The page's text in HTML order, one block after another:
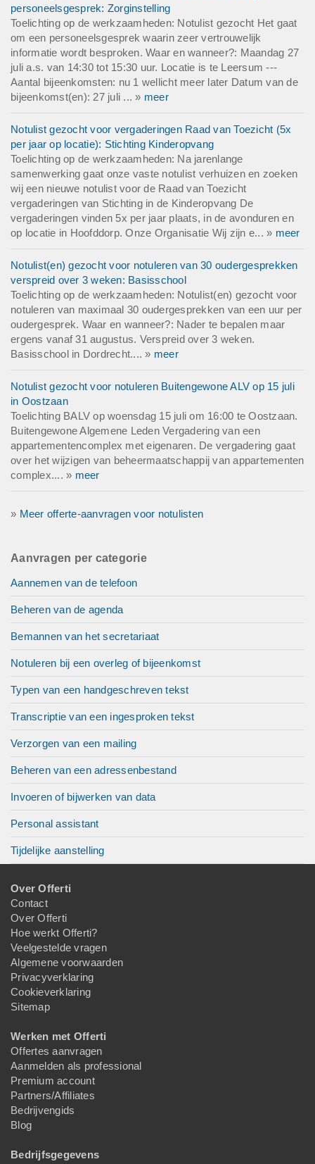
personeelsgesprek: Zorginstelling
Toelichting op de werkzaamheden: Notulist gezocht Het gaat
om een personeelsgesprek waarin zeer vertrouwelijk
informatie wordt besproken. Waar en wanneer?: Maandag 27
juli a.s. van 14:30 tot 15:30 uur. Locatie is te Leersum ---
Aantal bijeenkomsten: nu 1 wellicht meer later Datum van de
bijeenkomst(en): 27 juli ... » meer
Notulist gezocht voor vergaderingen Raad van Toezicht (5x
per jaar op locatie): Stichting Kinderopvang
Toelichting op de werkzaamheden: Na jarenlange
samenwerking gaat onze vaste notulist verhuizen en zoeken
wij een nieuwe notulist voor de Raad van Toezicht
vergaderingen van Stichting in de Kinderopvang De
vergaderingen vinden 5x per jaar plaats, in de avonduren en
op locatie in Hoofddorp. Onze Organisatie Wij zijn e... » meer
Notulist(en) gezocht voor notuleren van 30 oudergesprekken
verspreid over 3 weken: Basisschool
Toelichting op de werkzaamheden: Notulist(en) gezocht voor
notuleren van maximaal 30 oudergesprekken van een uur per
oudergesprek. Waar en wanneer?: Nader te bepalen maar
ergens vanaf 31 augustus. Verspreid over 3 weken.
Basisschool in Dordrecht.... » meer
Notulist gezocht voor notuleren Buitengewone ALV op 15 juli
in Oostzaan
Toelichting BALV op woensdag 15 juli om 16:00 te Oostzaan.
Buitengewone Algemene Leden Vergadering van een
appartementencomplex met eigenaren. De vergadering gaat
over het wijzigen van beheermaatschappij van appartementen
complex.... » meer
» Meer offerte-aanvragen voor notulisten
Aanvragen per categorie
Aannemen van de telefoon
Beheren van de agenda
Bemannen van het secretariaat
Notuleren bij een overleg of bijeenkomst
Typen van een handgeschreven tekst
Transcriptie van een ingesproken tekst
Verzorgen van een mailing
Beheren van een adressenbestand
Invoeren of bijwerken van data
Personal assistant
Tijdelijke aanstelling
Over Offerti
Contact
Over Offerti
Hoe werkt Offerti?
Veelgestelde vragen
Algemene voorwaarden
Privacyverklaring
Cookieverklaring
Sitemap
Werken met Offerti
Offertes aanvragen
Aanmelden als professional
Premium account
Partners/Affiliates
Bedrijvengids
Blog
Bedrijfsgegevens